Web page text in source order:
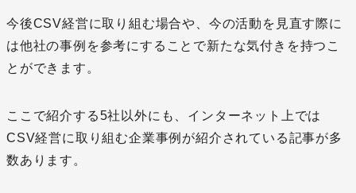
今後CSV経営に取り組む場合や、今の活動を見直す際に
は他社の事例を参考にすることで新たな気付きを持つこ
とができます。
ここで紹介する5社以外にも、インターネット上では
CSV経営に取り組む企業事例が紹介されている記事が多
数あります。